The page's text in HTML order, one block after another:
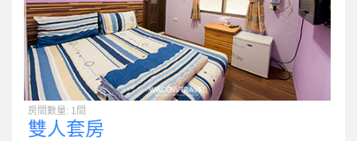
房間數量: 1間
雙人套房